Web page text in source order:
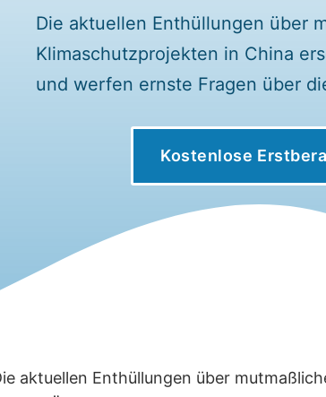
Die aktuellen Enthüllungen über
Klimaschutzprojekten in China
und werfen ernste Fragen über
Kostenlose
aktuellen Enthüllungen über